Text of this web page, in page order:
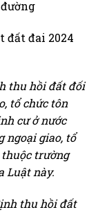
đất đai 2024
thu hồi đất đối
tổ chức tôn
cư ở nước
ngoại giao, tổ
trường
Luật này.
thu hồi đất